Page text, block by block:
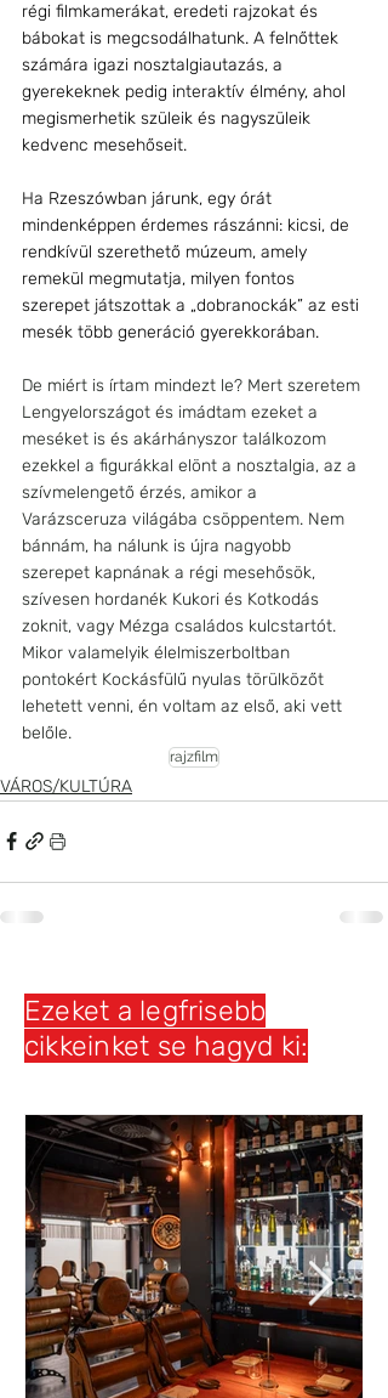
régi filmkamerákat, eredeti rajzokat és
bábokat is megcsodálhatunk. A felnőttek
számára igazi nosztalgiautazás, a
gyerekeknek pedig interaktív élmény, ahol
megismerhetik szüleik és nagyszüleik
kedvenc mesehőseit.
Ha Rzeszówban járunk, egy órát
mindenképpen érdemes rászánni: kicsi, de
rendkívül szerethető múzeum, amely
remekül megmutatja, milyen fontos
szerepet játszottak a „dobranockák” az esti
mesék több generáció gyerekkorában.
De miért is írtam mindezt le? Mert szeretem
Lengyelországot és imádtam ezeket a
meséket is és akárhányszor találkozom
ezekkel a figurákkal elönt a nosztalgia, az a
szívmelengető érzés, amikor a
Varázsceruza világába csöppentem. Nem
bánnám, ha nálunk is újra nagyobb
szerepet kapnának a régi mesehősök,
szívesen hordanék Kukori és Kotkodás
zoknit, vagy Mézga családos kulcstartót.
Mikor valamelyik élelmiszerboltban
pontokért Kockásfülű nyulas törülközőt
lehetett venni, én voltam az első, aki vett
belőle.
rajzfilm
VÁROS/KULTÚRA
Ezeket a legfrisebb
cikkeinket se hagyd ki: